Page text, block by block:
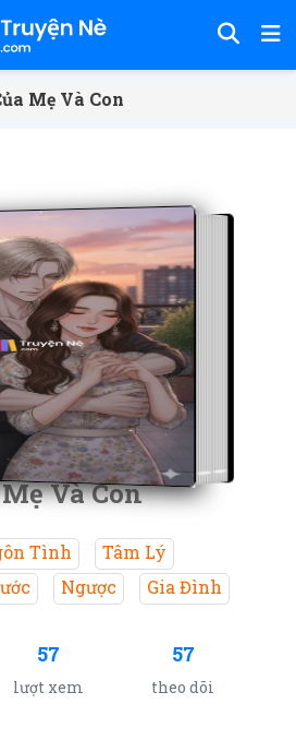
Mẹ Và Con
Và Con
Tình
Tâm Lý
Ngược Gia Đình
57
lượt xem
57
theo dõi